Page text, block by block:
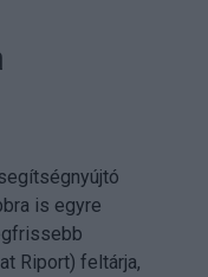
is egyre
Riport) feltárja,